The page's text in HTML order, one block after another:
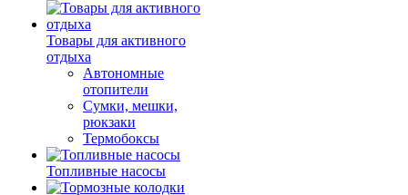
Товары для активного
отдыха
Автономные
отопители
Сумки, мешки,
рюкзаки
Термобоксы
Топливные насосы